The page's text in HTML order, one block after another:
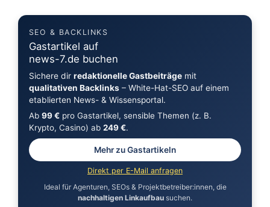
SEO & BACKLINKS
Gastartikel auf
news-7.de buchen
Sichere dir redaktionelle Gastbeiträgemit
qualitativen Backlinks– White-Hat-SEO auf einem
etablierten News- & Wissensportal.
Ab 99 €pro Gastartikel, sensible Themen (z. B.
Krypto, Casino) ab 249 €.
Mehr zu Gastartikeln
Direkt per E-Mail anfragen
Ideal für Agenturen, SEOs & Projektbetreiber:innen, die
nachhaltigen Linkaufbau suchen.